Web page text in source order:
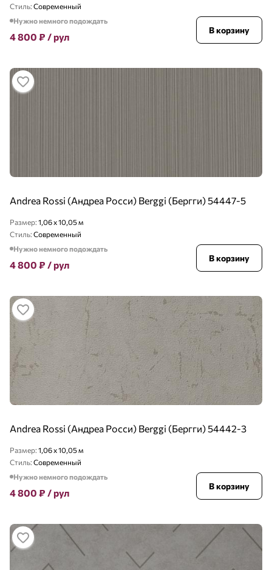
Стиль: Современный
Нужно немного подождать
4 800 ₽ / рул
В корзину
Andrea Rossi (Андреа Росси) Berggi (Бергги) 54447-5
Размер: 1,06 x 10,05 м
Стиль: Современный
Нужно немного подождать
4 800 ₽ / рул
В корзину
Andrea Rossi (Андреа Росси) Berggi (Бергги) 54442-3
Размер: 1,06 x 10,05 м
Стиль: Современный
Нужно немного подождать
4 800 ₽ / рул
В корзину